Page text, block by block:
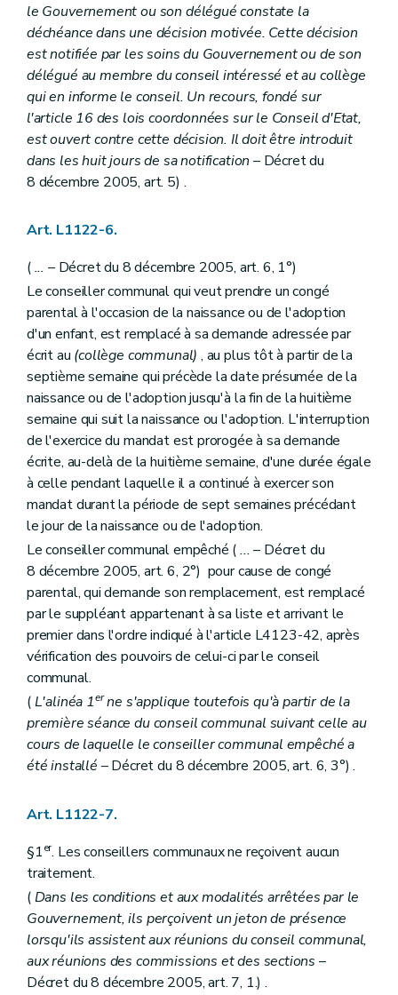
Art. L1332-7
Art. L1332-8
Art. L1332-9
Art. L1332-10
Art. L1332-11
Art. L1332-12
Art. L1332-13
Art. L1332-14
Art. L1332-15
Art. L1332-16
Art. L1332-17
Art. L1332-20
Art. L1332-22
Art. L1332-23
Art. L1332-24
Art. L1332-25
Art. L1332-26
Art. L1332-27
Art. L1332-28
Art. L1332-29
Art. L1332-30
Art. L1332-31
Livre IV Organes territoriaux intracommunaux
Titre premier Organisation des organes territoriaux intracommunaux
Chapitre premier Dispositions générales
Art. L1411-1
Chapitre II Les conseils de (secteur)
Section première Mode de désignation et statut des conseillers de (secteur)
Art. L1412-1
Section 2 Réunions, discussions et décisions des conseils de (secteur)
Art. L1412-2
Art. L1412-3
Section 3
Attributions
Art. L1412-4
Art. L1412-5
Art. L1412-6
Chapitre III Le bureau et le président
Section première Mode de désignation et statut des membres du bureau et du président
Art. L1413-1
Section 2
Réunions, délibérations et décisions du bureau
Art. L1413-2
Chapitre IV
Art. L1414-1
Titre II
Chapitre premier Disposition générale
Art. L1421-1
Chapitre II Rédaction et publication des actes
Art. L1422-1
Art. L1422-2
Titre III Consultation populaire
le Gouvernement ou son délégué constate la
déchéance dans une décision motivée. Cette décision
est notifiée par les soins du Gouvernement ou de son
délégué au membre du conseil intéressé et au collège
qui en informe le conseil. Un recours, fondé sur
l'article 16 des lois coordonnées sur le Conseil d'Etat,
est ouvert contre cette décision. Il doit être introduit
dans les huit jours de sa notification – Décret du
8 décembre 2005, art. 5) .
Art. L1122-6.
(... – Décret du 8 décembre 2005, art. 6, 1°)
Le conseiller communal qui veut prendre un congé
parental à l'occasion de la naissance ou de l'adoption
d'un enfant, est remplacé à sa demande adressée par
écrit au (collège communal) , au plus tôt à partir de la
septième semaine qui précède la date présumée de la
naissance ou de l'adoption jusqu'à la fin de la huitième
semaine qui suit la naissance ou l'adoption. L'interruption
de l'exercice du mandat est prorogée à sa demande
écrite, au-delà de la huitième semaine, d'une durée égale
à celle pendant laquelle il a continué à exercer son
mandat durant la période de sept semaines précédant
le jour de la naissance ou de l'adoption.
Le conseiller communal empêché (...– Décret du
8 décembre 2005, art. 6, 2°) pour cause de congé
parental, qui demande son remplacement, est remplacé
par le suppléant appartenant à sa liste et arrivant le
premier dans l'ordre indiqué à l'article L4123-42, après
vérification des pouvoirs de celui-ci par le conseil
communal.
(L'alinéa 1erne s'applique toutefois qu'à partir de la
première séance du conseil communal suivant celle au
cours de laquelle le conseiller communal empêché a
été installé – Décret du 8 décembre 2005, art. 6, 3°) .
Art. L1122-7.
§1er. Les conseillers communaux ne reçoivent aucun
traitement.
(Dans les conditions et aux modalités arrêtées par le
Gouvernement, ils perçoivent un jeton de présence
lorsqu'ils assistent aux réunions du conseil communal,
aux réunions des commissions et des sections –
Décret du 8 décembre 2005, art. 7, 1.) .